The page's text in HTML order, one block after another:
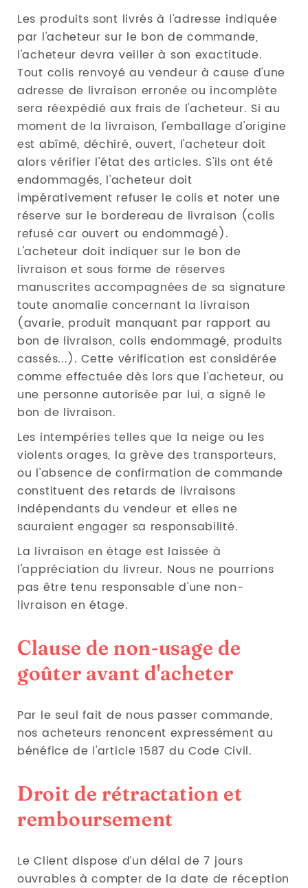
Les produits sont livrés à l'adresse indiquée
par l'acheteur sur le bon de commande,
l'acheteur devra veiller à son exactitude.
Tout colis renvoyé au vendeur à cause d'une
adresse de livraison erronée ou incomplète
sera réexpédié aux frais de l'acheteur. Si au
moment de la livraison, l'emballage d'origine
est abîmé, déchiré, ouvert, l'acheteur doit
alors vérifier l'état des articles. S'ils ont été
endommagés, l'acheteur doit
impérativement refuser le colis et noter une
réserve sur le bordereau de livraison (colis
refusé car ouvert ou endommagé).
L'acheteur doit indiquer sur le bon de
livraison et sous forme de réserves
manuscrites accompagnées de sa signature
toute anomalie concernant la livraison
(avarie, produit manquant par rapport au
bon de livraison, colis endommagé, produits
cassés...). Cette vérification est considérée
comme effectuée dès lors que l'acheteur, ou
une personne autorisée par lui, a signé le
bon de livraison.
Les intempéries telles que la neige ou les
violents orages, la grève des transporteurs,
ou l'absence de confirmation de commande
constituent des retards de livraisons
indépendants du vendeur et elles ne
sauraient engager sa responsabilité.
La livraison en étage est laissée à
l'appréciation du livreur. Nous ne pourrions
pas être tenu responsable d'une non-
livraison en étage.
Clause de non-usage de
goûter avant d'acheter
Par le seul fait de nous passer commande,
nos acheteurs renoncent expressément au
bénéfice de l'article 1587 du Code Civil.
Droit de rétractation et
remboursement
Le Client dispose d’un délai de 7 jours
ouvrables à compter de la date de réception